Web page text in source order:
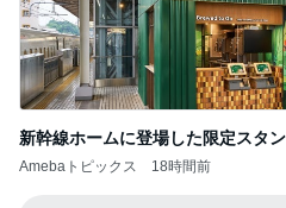
新幹線ホームに登場した限定スタ
Amebaトピックス 18時間前